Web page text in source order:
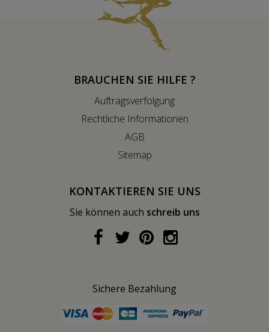
BRAUCHEN SIE HILFE ?
Auftragsverfolgung
Rechtliche Informationen
AGB
Sitemap
KONTAKTIEREN SIE UNS
Sie können auch schreib uns
Sichere Bezahlung